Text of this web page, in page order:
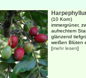
(10 Korn)
immergrüner,
aufrechtem
glänzend
weißen Blüten
[mehr lesen]